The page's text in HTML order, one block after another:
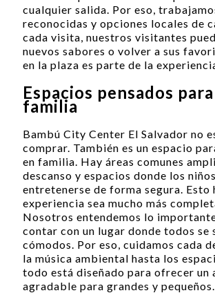
cualquier salida. Por eso,
reconocidas y opciones locales de
cada visita, nuestros visitantes
nuevos sabores o volver a sus
en la plaza es parte de la
Espacios pensados
familia
Bambú City Center El Salvador no
comprar. También es un espacio
en familia. Hay áreas comunes
descanso y espacios donde los
entretenerse de forma segura. Esto
experiencia sea mucho más
Nosotros entendemos lo
contar con un lugar donde todos se
cómodos. Por eso, cuidamos cada
la música ambiental hasta los
todo está diseñado para ofrecer un
agradable para grandes y pequeños.